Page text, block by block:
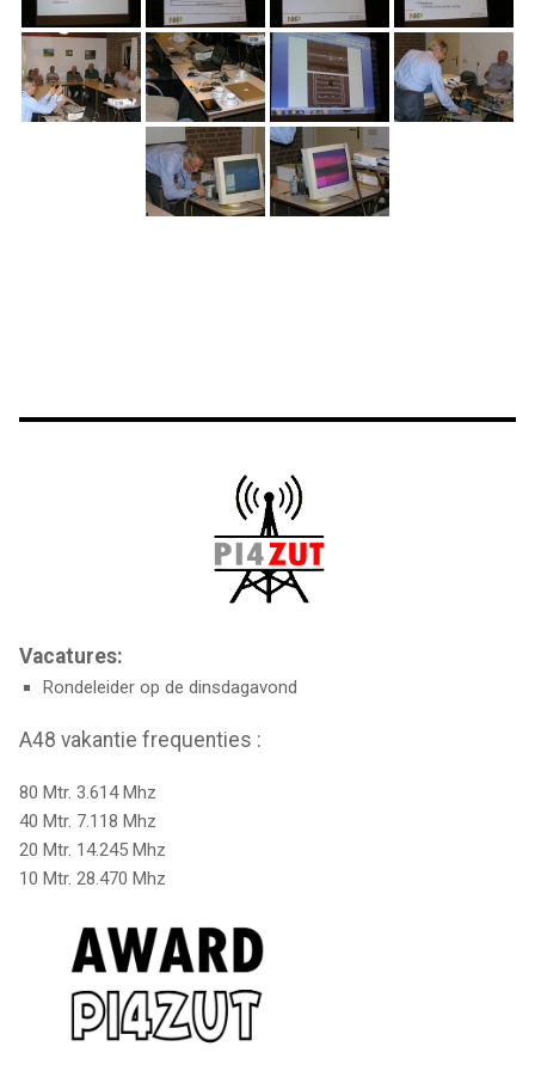
Vacatures:
Rondeleider op de dinsdagavond
A48 vakantie frequenties :
80 Mtr. 3.614 Mhz
40 Mtr. 7.118 Mhz
20 Mtr. 14.245 Mhz
10 Mtr. 28.470 Mhz